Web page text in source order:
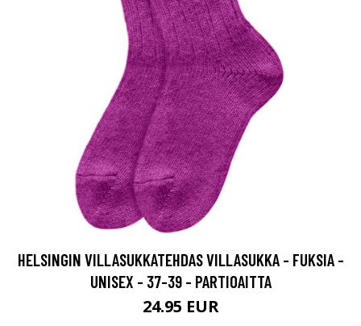
HELSINGIN VILLASUKKATEHDAS VILLASUKKA - FUKSIA -
UNISEX - 37-39 - PARTIOAITTA
24.95 EUR